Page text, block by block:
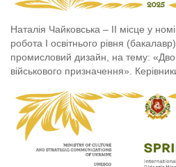
Наталія Чайковська – ІІ місце у
робота І освітнього рівня
промисловий дизайн, на тему:
військового призначення».